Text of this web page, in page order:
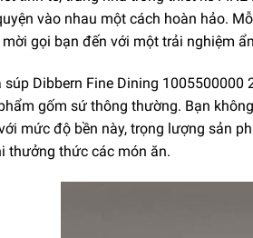
vào nhau một cách hoàn hảo.
gọi bạn đến với một trải nghiệm
Dibbern Fine Dining
gốm sứ thông thường. Bạn
mức độ bền này, trọng lượng sản
thưởng thức các món ăn.